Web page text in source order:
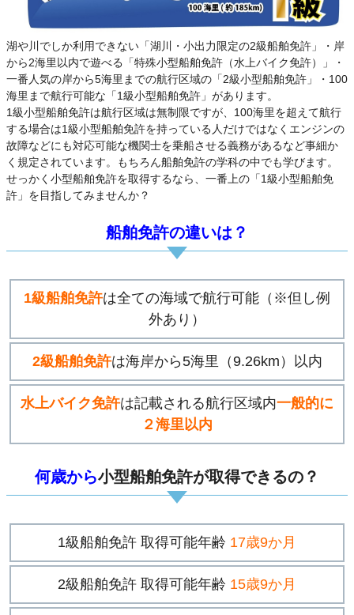
湖や川でしか利用できない「湖川・小出力限定の2級船舶免許」・岸
から2海里以内で遊べる「特殊小型船舶免許（水上バイク免許）」・
一番人気の岸から5海里までの航行区域の「2級小型船舶免許」・100
海里まで航行可能な「1級小型船舶免許」があります。
1級小型船舶免許は航行区域は無制限ですが、100海里を超えて航行
する場合は1級小型船舶免許を持っている人だけではなくエンジンの
故障などにも対応可能な機関士を乗船させる義務があるなど事細か
く規定されています。もちろん船舶免許の学科の中でも学びます。
せっかく小型船舶免許を取得するなら、一番上の「1級小型船舶免
許」を目指してみませんか？
船舶免許の違いは？
1級船舶免許は全ての海域で航行可能（※但し例
外あり）
2級船舶免許は海岸から5海里（9.26km）以内
水上バイク免許は記載される航行区域内一般的に
２海里以内
何歳から小型船舶免許が取得できるの？
1級船舶免許 取得可能年齢 17歳9か月
2級船舶免許 取得可能年齢 15歳9か月